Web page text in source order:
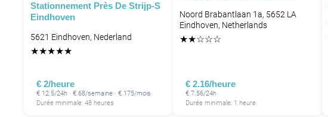
Stationnement Près De Strijp-S
Eindhoven
5621 Eindhoven, Nederland
★★★★★
€ 2/heure
€ 12.5/24h · € 68/semaine · € 175/mois
Durée minimale: 48 heures
Noord Brabantlaan 1a, 5652 LA
Eindhoven, Netherlands
★★☆☆☆
€ 2.16/heure
€ 7.56/24h
Durée minimale: 1 heure